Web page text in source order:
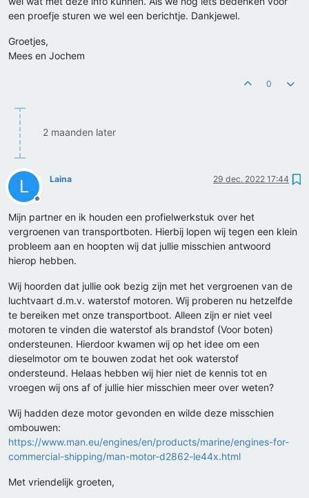
een proefje sturen we wel een berichtje. Dankjewel.
Groetjes,
Mees en Jochem
0
2 maanden later
L
Offline
Laina 29 dec. 2022 17:44
Mijn partner en ik houden een profielwerkstuk over het
vergroenen van transportboten. Hierbij lopen wij tegen een klein
probleem aan en hoopten wij dat jullie misschien antwoord
hierop hebben.
Wij hoorden dat jullie ook bezig zijn met het vergroenen van de
luchtvaart d.m.v. waterstof motoren. Wij proberen nu hetzelfde
te bereiken met onze transportboot. Alleen zijn er niet veel
motoren te vinden die waterstof als brandstof (Voor boten)
ondersteunen. Hierdoor kwamen wij op het idee om een
dieselmotor om te bouwen zodat het ook waterstof
ondersteund. Helaas hebben wij hier niet de kennis tot en
vroegen wij ons af of jullie hier misschien meer over weten?
Wij hadden deze motor gevonden en wilde deze misschien
ombouwen:
https://www.man.eu/engines/en/products/marine/engines-for-
commercial-shipping/man-motor-d2862-le44x.html
Met vriendelijk groeten,